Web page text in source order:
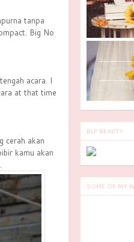
tanpa
Big No
acara. I
at that time
cerah akan
kamu akan
BLP BEAUTY
SOME OF MY